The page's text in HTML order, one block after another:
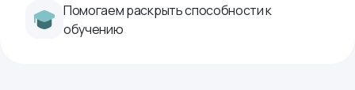
Помогаем раскрыть способности к
обучению